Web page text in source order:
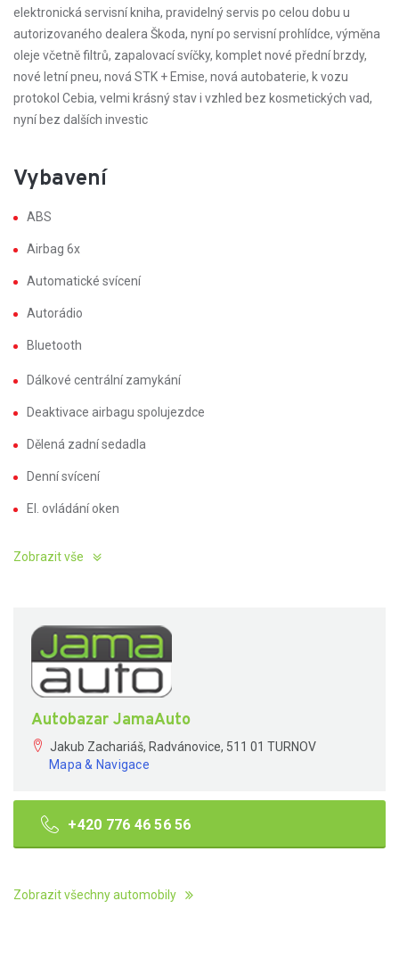
elektronická servisní kniha, pravidelný servis po celou dobu u
autorizovaného dealera Škoda, nyní po servisní prohlídce, výměna
oleje včetně filtrů, zapalovací svíčky, komplet nové přední brzdy,
nové letní pneu, nová STK + Emise, nová autobaterie, k vozu
protokol Cebia, velmi krásný stav i vzhled bez kosmetických vad,
nyní bez dalších investic
Vybavení
ABS
Airbag 6x
Automatické svícení
Autorádio
Bluetooth
Dálkové centrální zamykání
Deaktivace airbagu spolujezdce
Dělená zadní sedadla
Denní svícení
El. ovládání oken
Zobrazit vše
Autobazar JamaAuto
Jakub Zachariáš, Radvánovice, 511 01 TURNOV
Mapa & Navigace
+420 776 46 56 56
Zobrazit všechny automobily